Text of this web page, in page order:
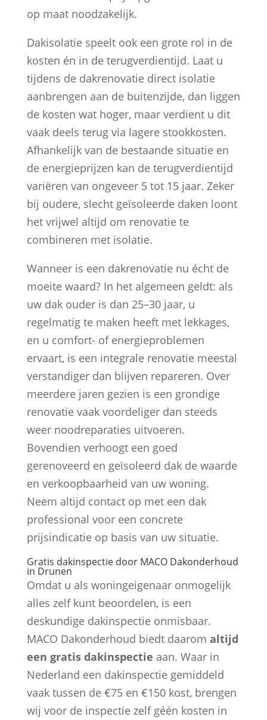
op maat noodzakelijk.
Dakisolatie speelt ook een grote rol in de
kosten én in de terugverdientijd. Laat u
tijdens de dakrenovatie direct isolatie
aanbrengen aan de buitenzijde, dan liggen
de kosten wat hoger, maar verdient u dit
vaak deels terug via lagere stookkosten.
Afhankelijk van de bestaande situatie en
de energieprijzen kan de terugverdientijd
variëren van ongeveer 5 tot 15 jaar. Zeker
bij oudere, slecht geïsoleerde daken loont
het vrijwel altijd om renovatie te
combineren met isolatie.
Wanneer is een dakrenovatie nu écht de
moeite waard? In het algemeen geldt: als
uw dak ouder is dan 25–30 jaar, u
regelmatig te maken heeft met lekkages,
en u comfort- of energieproblemen
ervaart, is een integrale renovatie meestal
verstandiger dan blijven repareren. Over
meerdere jaren gezien is een grondige
renovatie vaak voordeliger dan steeds
weer noodreparaties uitvoeren.
Bovendien verhoogt een goed
gerenoveerd en geïsoleerd dak de waarde
en verkoopbaarheid van uw woning.
Neem altijd contact op met een dak
professional voor een concrete
prijsindicatie op basis van uw situatie.
Gratis dakinspectie door MACO Dakonderhoud
in Drunen
Omdat u als woningeigenaar onmogelijk
alles zelf kunt beoordelen, is een
deskundige dakinspectie onmisbaar.
MACO Dakonderhoud biedt daarom altijd
een gratis dakinspectie aan. Waar in
Nederland een dakinspectie gemiddeld
vaak tussen de €75 en €150 kost, brengen
wij voor de inspectie zelf géén kosten in